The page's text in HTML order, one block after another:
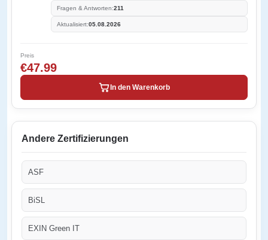
Fragen & Antworten:211
Aktualisiert:05.08.2026
Preis
€47.99
In den Warenkorb
Andere Zertifizierungen
ASF
BiSL
EXIN Green IT